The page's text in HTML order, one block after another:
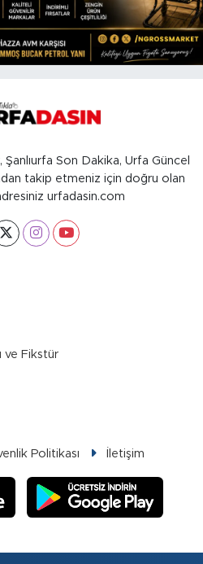
Son Dakika, Urfa Güncel
takip etmeniz için doğru olan
urfadasin.com
ve Fikstür
Politikası İletişim